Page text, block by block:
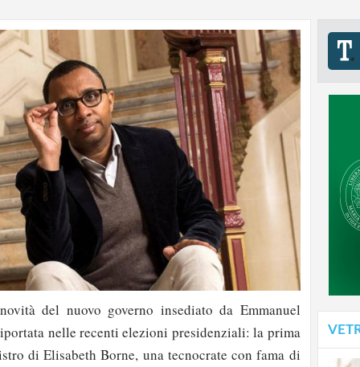
del nuovo governo insediato da Emmanuel
nelle recenti elezioni presidenziali: la prima
di Elisabeth Borne, una tecnocrate con fama di